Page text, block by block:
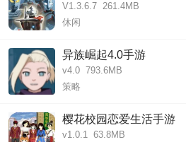
V1.3.6.7 261.4MB
休闲
异族崛起4.0手游
v4.0 793.6MB
策略
樱花校园恋爱生活手游
v1.0.1 63.8MB